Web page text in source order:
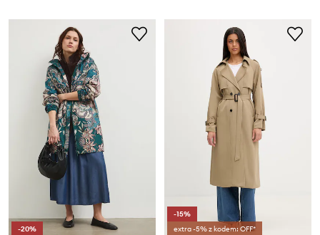
-20%
-15%
extra -5% z kodem: OFF*